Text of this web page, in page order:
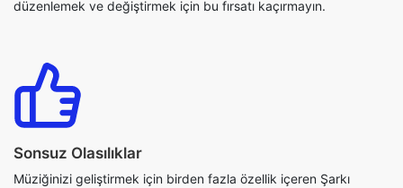
Sonsuz Olasılıklar
Müziğinizi geliştirmek için birden fazla özellik içeren Şarkı
Düzenleyici çevrimiçi aracımızın gücünü deneyimleyin. En
özelleştirirken sonsuz müzik olanaklarını keşfedin. İster
bölümleri kırpmak, ister parçaları birleştirmek veya tempoyu